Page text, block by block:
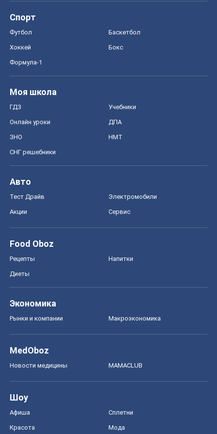
Спорт
Футбол Баскетбол
Хоккей Бокс
Формула-1
Моя школа
ГДЗ Учебники
Онлайн уроки ДПА
ЗНО НМТ
СНГ решебники
Авто
Тест Драйв Электромобили
Акции Сервис
Food Oboz
Рецепты Напитки
Диеты
Экономика
Рынки и компании Mакроэкономика
MedOboz
Новости медицины MAMACLUB
Шоу
Афиша Сплетни
Красота Мода